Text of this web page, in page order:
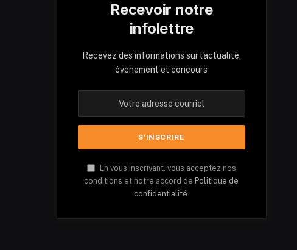
Recevoir notre
infolettre
Recevez des informations sur l'actualité,
événement et concours
En vous inscrivant, vous acceptez nos
conditions et notre accord de Politique de
confidentialité.